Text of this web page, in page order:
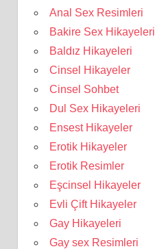
Anal Sex Resimleri
Bakire Sex Hikayeleri
Baldız Hikayeleri
Cinsel Hikayeler
Cinsel Sohbet
Dul Sex Hikayeleri
Ensest Hikayeler
Erotik Hikayeler
Erotik Resimler
Eşcinsel Hikayeler
Evli Çift Hikayeler
Gay Hikayeleri
Gay sex Resimleri